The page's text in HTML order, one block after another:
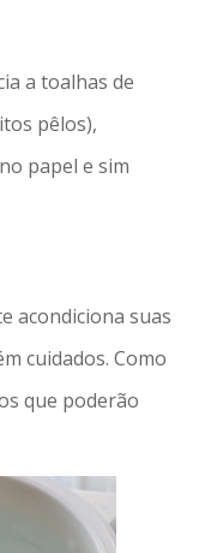
a toalhas de
pêlos),
papel e sim
acondiciona suas
cuidados. Como
que poderão